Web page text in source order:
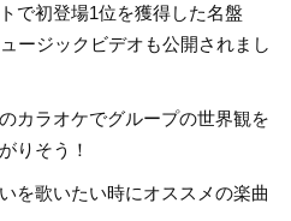
で初登場1位を獲得した名盤
ージックビデオも公開されまし
カラオケでグループの世界観を
りそう！
を歌いたい時にオススメの楽曲